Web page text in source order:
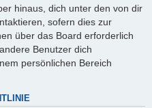
hinaus, dich unter den von dir
sofern dies zur
über das Board erforderlich
Benutzer dich
persönlichen Bereich